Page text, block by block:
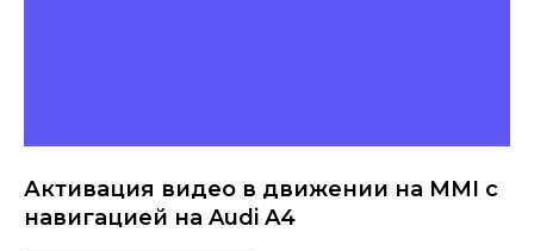
Активация видео в движении на MMI с
навигацией на Audi A4